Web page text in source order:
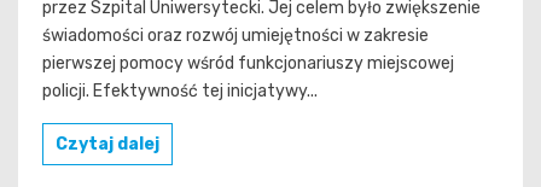
przez Szpital Uniwersytecki. Jej celem było zwiększenie
świadomości oraz rozwój umiejętności w zakresie
pierwszej pomocy wśród funkcjonariuszy miejscowej
policji. Efektywność tej inicjatywy...
Czytaj dalej